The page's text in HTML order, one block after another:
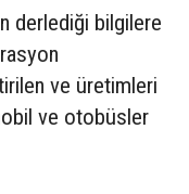
derlediği bilgilere
ve üretimleri
ve otobüsler